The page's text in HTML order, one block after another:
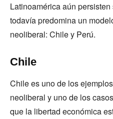
Latinoamérica aún
todavía predomina un
neoliberal: Chile y Perú.
Chile
Chile es uno de los
neoliberal y uno de los
que la libertad económica